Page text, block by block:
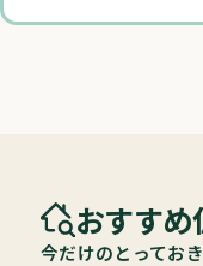
おすす
今だけのとってお